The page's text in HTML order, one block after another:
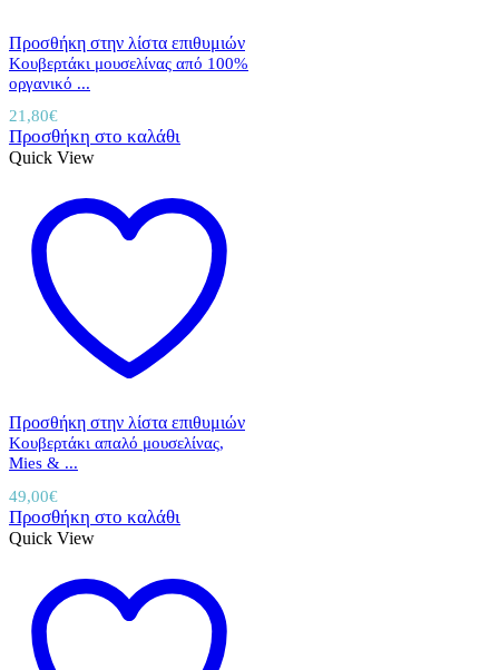
Προσθήκη στην λίστα επιθυμιών
Κουβερτάκι μουσελίνας από 100%
οργανικό ...
21,80€
Προσθήκη στο καλάθι
Quick View
Προσθήκη στην λίστα επιθυμιών
Κουβερτάκι απαλό μουσελίνας,
Mies & ...
49,00€
Προσθήκη στο καλάθι
Quick View